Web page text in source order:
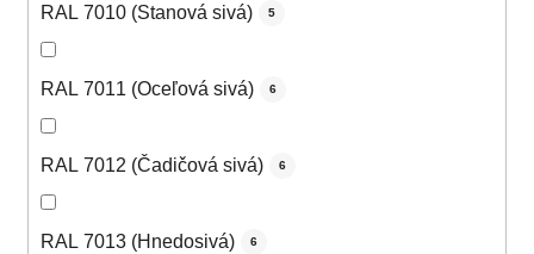
RAL 7010 (Stanová sivá) 5
RAL 7011 (Oceľová sivá) 6
RAL 7012 (Čadičová sivá) 6
RAL 7013 (Hnedosivá) 6